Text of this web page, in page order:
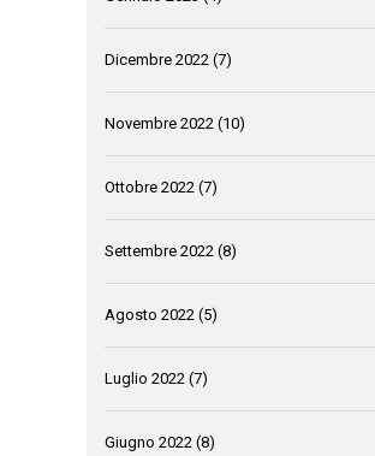
Dicembre 2022 (7)
Novembre 2022 (10)
Ottobre 2022 (7)
Settembre 2022 (8)
Agosto 2022 (5)
Luglio 2022 (7)
Giugno 2022 (8)